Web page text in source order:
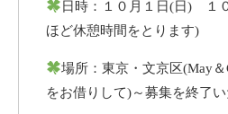
日時：１０月１日(日) １
ほど休憩時間をとります)
場所：東京・文京区(May
をお借りして)～募集を終了